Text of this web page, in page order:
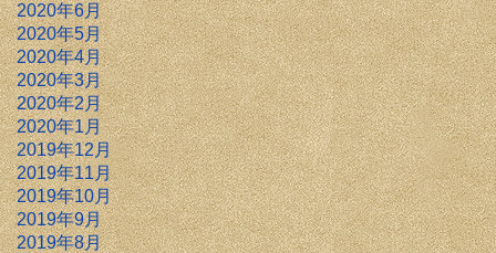
2020年6月
2020年5月
2020年4月
2020年3月
2020年2月
2020年1月
2019年12月
2019年11月
2019年10月
2019年9月
2019年8月